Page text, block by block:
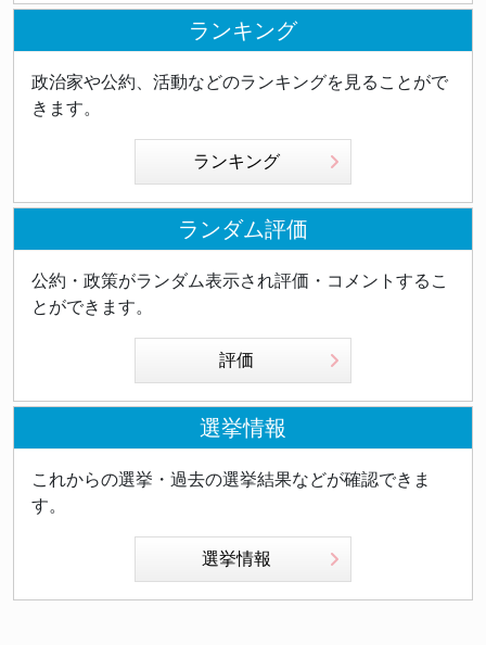
ランキング
政治家や公約、活動などのランキングを見ることがで
きます。
ランキング
ランダム評価
公約・政策がランダム表示され評価・コメントするこ
とができます。
評価
選挙情報
これからの選挙・過去の選挙結果などが確認できま
す。
選挙情報